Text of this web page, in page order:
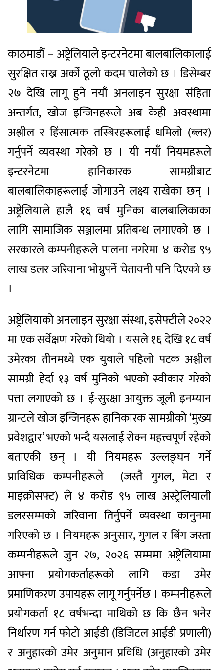
काठमाडौँ – अष्ट्रेलियाले इन्टरनेटमा बालबालिकालाई
सुरक्षित राख्न अर्को ठूलो कदम चालेको छ । डिसेम्बर
२७ देखि लागू हुने नयाँ अनलाइन सुरक्षा संहिता
अन्तर्गत, खोज इन्जिनहरूले अब केही अवस्थामा
अश्लील र हिंसात्मक तस्बिरहरूलाई धमिलो (ब्लर)
गर्नुपर्ने व्यवस्था गरेको छ । यी नयाँ नियमहरूले
इन्टरनेटमा हानिकारक सामग्रीबाट
बालबालिकाहरूलाई जोगाउने लक्ष्य राखेका छन् ।
अष्ट्रेलियाले हालै १६ वर्ष मुनिका बालबालिकाका
लागि सामाजिक सञ्जालमा प्रतिबन्ध लगाएको छ ।
सरकारले कम्पनीहरूले पालना नगरेमा ४ करोड ९५
लाख डलर जरिवाना भोग्नुपर्ने चेतावनी पनि दिएको छ
।
अष्ट्रेलियाको अनलाइन सुरक्षा संस्था, इसेफ्टीले २०२२
मा एक सर्वेक्षण गरेको थियो । यसले १६ देखि १८ वर्ष
उमेरका तीनमध्ये एक युवाले पहिलो पटक अश्लील
सामग्री हेर्दा १३ वर्ष मुनिको भएको स्वीकार गरेको
पत्ता लगाएको छ । ई-सुरक्षा आयुक्त जूली इनम्यान
ग्रान्टले खोज इन्जिनहरू हानिकारक सामग्रीको ‘मुख्य
प्रवेशद्वार’ भएको भन्दै यसलाई रोक्न महत्त्वपूर्ण रहेको
बताएकी छन् । यी नियमहरू उल्लङ्घन गर्ने
प्राविधिक कम्पनीहरूले (जस्तै गुगल, मेटा र
माइक्रोसफ्ट) ले ४ करोड ९५ लाख अस्ट्रेलियाली
डलरसम्मको जरिवाना तिर्नुपर्ने व्यवस्था कानुनमा
गरिएको छ । नियमहरू अनुसार, गुगल र बिंग जस्ता
कम्पनीहरूले जुन २७, २०२६ सम्ममा अष्ट्रेलियामा
आफ्ना प्रयोगकर्ताहरूको लागि कडा उमेर
प्रमाणिकरण उपायहरू लागू गर्नुपर्नेछ । कम्पनीहरूले
प्रयोगकर्ता १८ वर्षभन्दा माथिको छ कि छैन भनेर
निर्धारण गर्न फोटो आईडी (डिजिटल आईडी प्रणाली)
र अनुहारको उमेर अनुमान प्रविधि (अनुहारको उमेर